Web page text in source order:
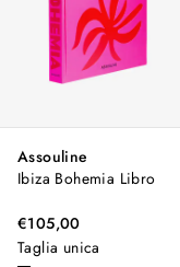
Assouline
Ibiza Bohemia Libro
€105,00
Taglia unica